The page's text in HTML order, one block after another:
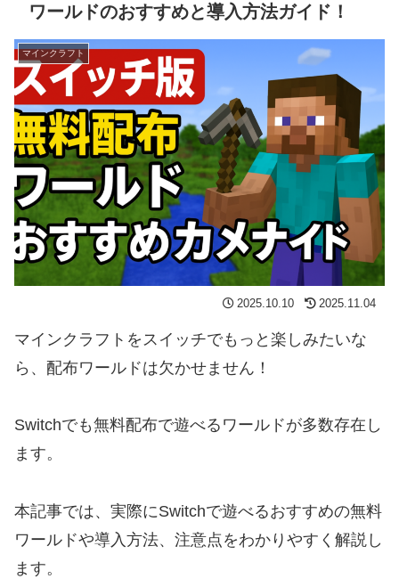
ワールドのおすすめと導入方法ガイド！
マインクラフト
2025.10.10 2025.11.04
マインクラフトをスイッチでもっと楽しみたいな
ら、配布ワールドは欠かせません！
Switchでも無料配布で遊べるワールドが多数存在し
ます。
本記事では、実際にSwitchで遊べるおすすめの無料
ワールドや導入方法、注意点をわかりやすく解説し
ます。